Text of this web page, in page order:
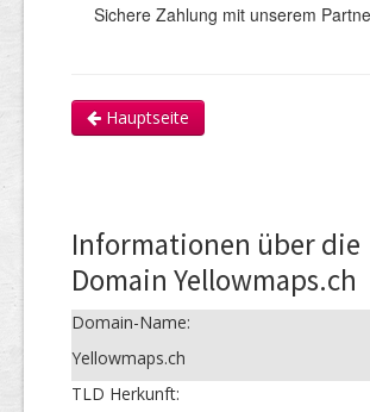
Sichere Zahlung mit unserem
Hauptseite
Informationen über die
Domain Yellowmaps.ch
Domain-Name:
Yellowmaps.ch
TLD Herkunft: